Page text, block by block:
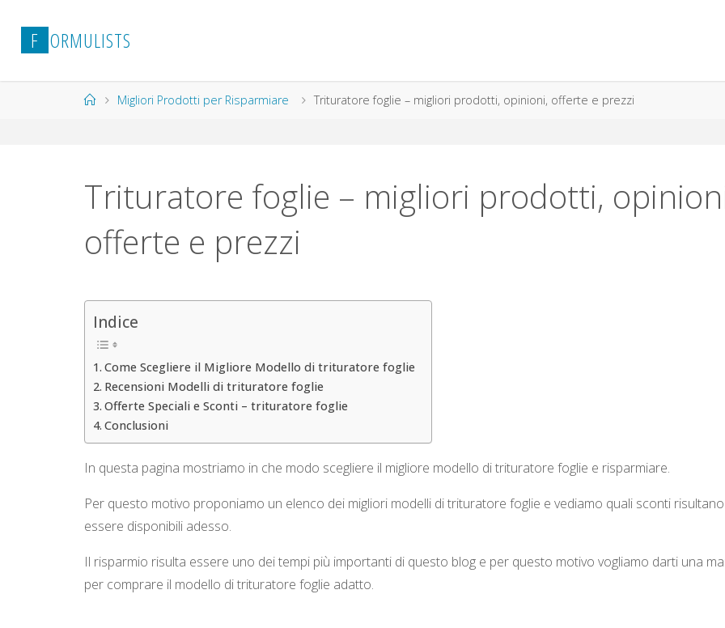
contenuto
F ORMULISTS
HomeMigliori Prodotti per Risparmiare Trituratore foglie – migliori prodotti, opinioni, offerte e prezzi
Trituratore foglie – migliori prodotti,
offerte e prezzi
Indice
Come Scegliere il Migliore Modello di trituratore foglie
Recensioni Modelli di trituratore foglie
Offerte Speciali e Sconti – trituratore foglie
Conclusioni
In questa pagina mostriamo in che modo scegliere il migliore modello di trituratore foglie e risparmiare.
Per questo motivo proponiamo un elenco dei migliori modelli di trituratore foglie e vediamo quali sconti risultano
essere disponibili adesso.
Il risparmio risulta essere uno dei tempi più importanti di questo blog e per questo motivo vogliamo darti una
per comprare il modello di trituratore foglie adatto.